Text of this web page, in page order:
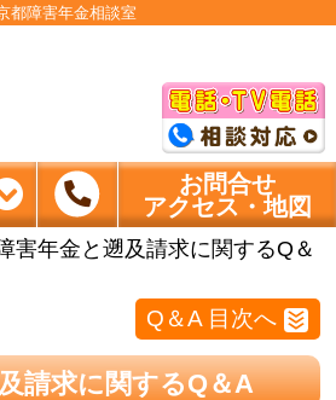
都障害年金相談室
お問合せ
アクセス・地図
害年金と遡及請求に関するQ＆
Q＆A 目次へ
請求に関するQ＆A